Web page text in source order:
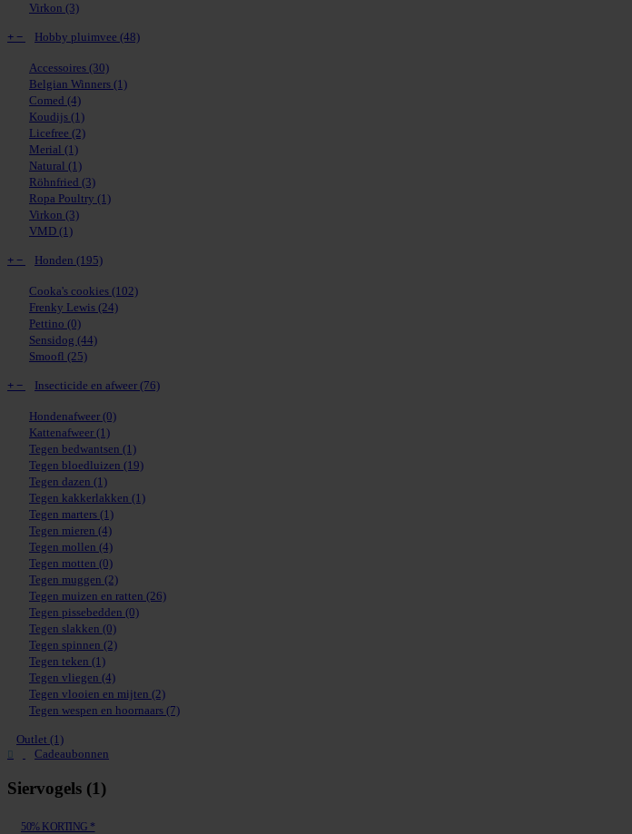
Virkon (3)
+ − Hobby pluimvee (48)
Accessoires (30)
Belgian Winners (1)
Comed (4)
Koudijs (1)
Licefree (2)
Merial (1)
Natural (1)
Röhnfried (3)
Ropa Poultry (1)
Virkon (3)
VMD (1)
+ − Honden (195)
Cooka's cookies (102)
Frenky Lewis (24)
Pettino (0)
Sensidog (44)
Smoofl (25)
+ − Insecticide en afweer (76)
Hondenafweer (0)
Kattenafweer (1)
Tegen bedwantsen (1)
Tegen bloedluizen (19)
Tegen dazen (1)
Tegen kakkerlakken (1)
Tegen marters (1)
Tegen mieren (4)
Tegen mollen (4)
Tegen motten (0)
Tegen muggen (2)
Tegen muizen en ratten (26)
Tegen pissebedden (0)
Tegen slakken (0)
Tegen spinnen (2)
Tegen teken (1)
Tegen vliegen (4)
Tegen vlooien en mijten (2)
Tegen wespen en hoornaars (7)
Outlet (1)
Cadeaubonnen
Siervogels (1)
50% KORTING *